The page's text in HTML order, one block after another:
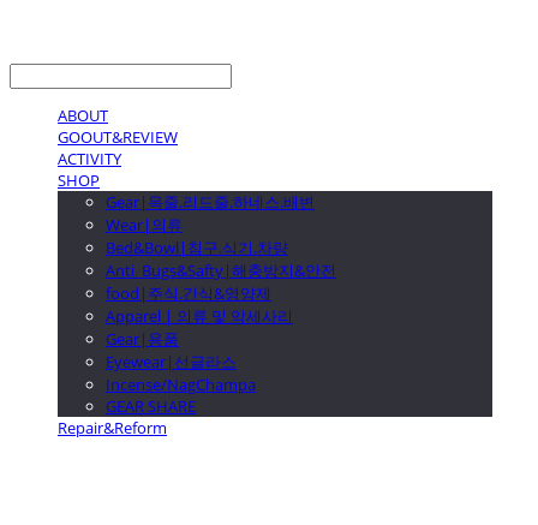
ABOUT
GOOUT&REVIEW
ACTIVITY
SHOP
Gear|목줄.리드줄.하네스.배변
Wear|의류
Bed&Bowl|침구.식기.차량
Anti_Bugs&Safty|해충방지&안전
food|주식.간식&영양제
Apparel | 의류 및 악세사리
Gear|용품
Eyewear|선글라스
Incense/NagChampa
GEAR SHARE
Repair&Reform